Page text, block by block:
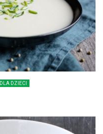
DLA DZIECI